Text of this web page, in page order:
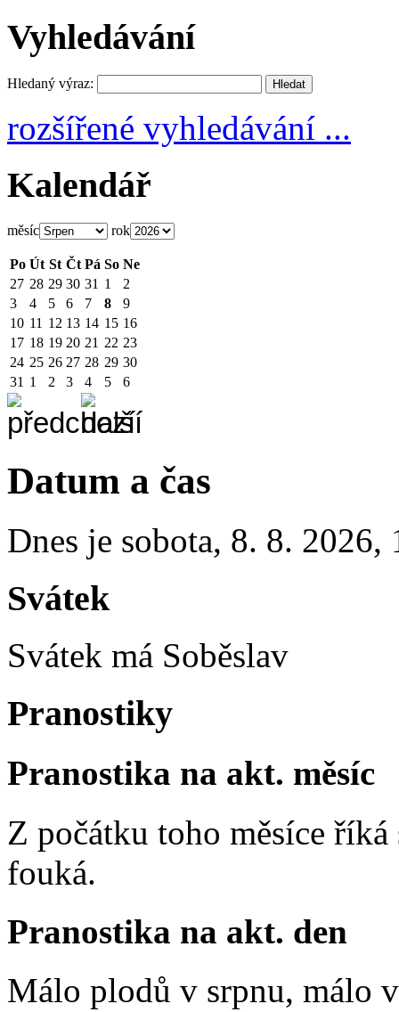
Vyhledávání
Hledaný výraz:
rozšířené vyhledávání ...
Kalendář
měsíc rok
Po Út St Čt Pá So Ne
27 28 29 30 31 1
2
3
4 5 6 7 8
9
10 11 12 13 14 15 16
17 18 19 20 21 22 23
24 25 26 27 28 29 30
31 1 2 3 4 5 6
Datum a čas
Dnes je sobota, 8. 8. 2026,
Svátek
Svátek má Soběslav
Pranostiky
Pranostika na akt. měsíc
Z počátku toho měsíce
fouká.
Pranostika na akt. den
Málo plodů v srpnu, málo